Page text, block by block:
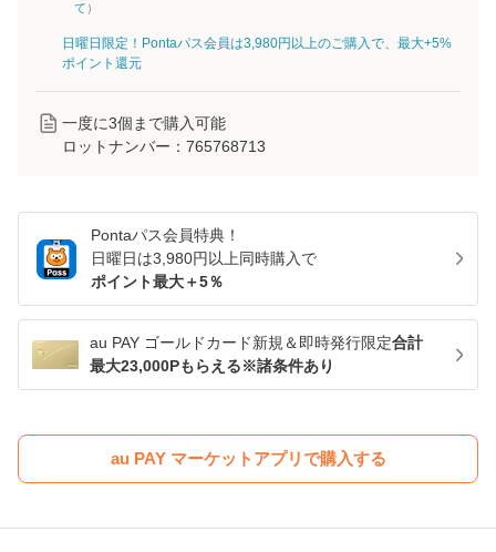
て ）
日曜日限定！Pontaパス会員は3,980円以上のご購入で、最大+5%
ポイント還元
一度に3個まで購入可能
ロットナンバー： 765768713
Pontaパス会員特典！
日曜日は3,980円以上同時購入で
ポイント最大＋5％
au PAY ゴールドカード新規＆即時発行限定合計
最大23,000Pもらえる※諸条件あり
au PAY マーケットアプリで購入する